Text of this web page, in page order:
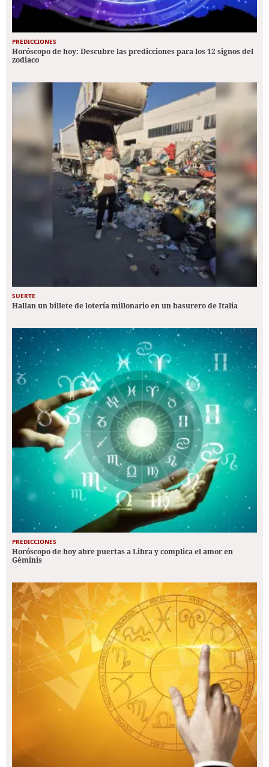
PREDICCIONES
Horóscopo de hoy: Descubre las predicciones para los 12 signos del
zodiaco
SUERTE
Hallan un billete de lotería millonario en un basurero de Italia
PREDICCIONES
Horóscopo de hoy abre puertas a Libra y complica el amor en
Géminis